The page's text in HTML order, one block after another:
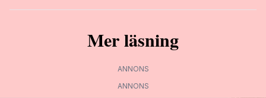
Mer läsning
ANNONS
ANNONS